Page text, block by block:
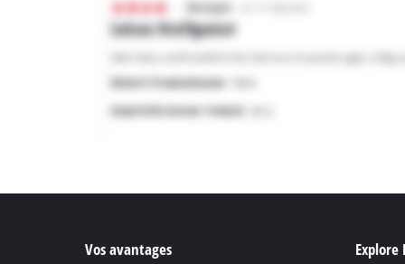
Vos avantages Explore